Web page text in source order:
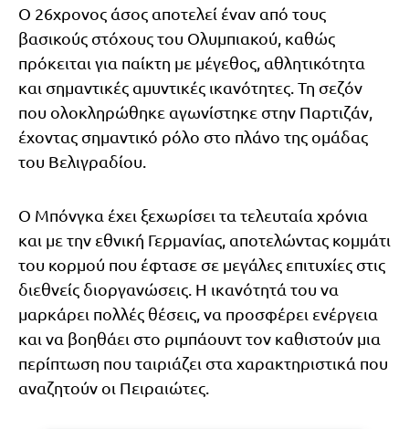
Ο 26χρονος άσος αποτελεί έναν από τους
βασικούς στόχους του Ολυμπιακού, καθώς
πρόκειται για παίκτη με μέγεθος, αθλητικότητα
και σημαντικές αμυντικές ικανότητες. Τη σεζόν
που ολοκληρώθηκε αγωνίστηκε στην Παρτιζάν,
έχοντας σημαντικό ρόλο στο πλάνο της ομάδας
του Βελιγραδίου.
Ο Μπόνγκα έχει ξεχωρίσει τα τελευταία χρόνια
και με την εθνική Γερμανίας, αποτελώντας κομμάτι
του κορμού που έφτασε σε μεγάλες επιτυχίες στις
διεθνείς διοργανώσεις. Η ικανότητά του να
μαρκάρει πολλές θέσεις, να προσφέρει ενέργεια
και να βοηθάει στο ριμπάουντ τον καθιστούν μια
περίπτωση που ταιριάζει στα χαρακτηριστικά που
αναζητούν οι Πειραιώτες.